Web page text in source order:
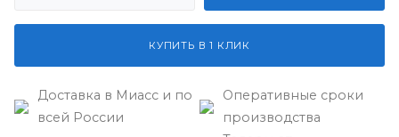
КУПИТЬ В 1 КЛИК
Доставка в Миасс и по
всей России
Оперативные сроки
производства